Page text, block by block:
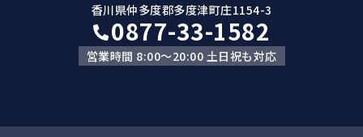
香川県仲多度郡多度津町庄1154-3
0877-33-1582
営業時間 8:00～20:00 土日祝も対応